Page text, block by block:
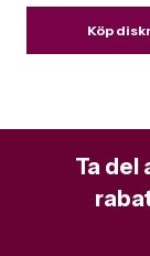
Köp
Ta del